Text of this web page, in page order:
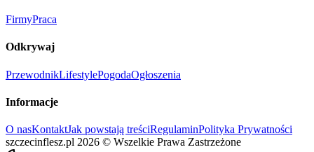
FirmyPraca
Odkrywaj
PrzewodnikLifestylePogodaOgłoszenia
Informacje
O nasKontaktJak powstają treściRegulaminPolityka Prywatności
szczecinflesz.pl 2026 © Wszelkie Prawa Zastrzeżone